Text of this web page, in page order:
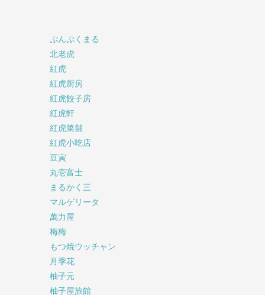
ぷんぷくまる
北老虎
紅虎
紅虎厨房
紅虎餃子房
紅虎軒
紅虎菜舗
紅虎小吃店
豆寅
丸壱富士
まるかく三
マルゲリータ
萬力屋
梅梅
もつ焼ウッチャン
月季花
柚子元
柚子屋旅館